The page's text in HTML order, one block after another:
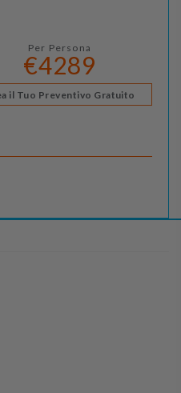
Per Persona
€4289
il Tuo Preventivo Gratuito